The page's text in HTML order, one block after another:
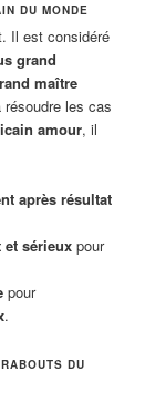
DU MONDE
Il est considéré
grand
maître
les cas
amour, il
après résultat
sérieuxpour
pour
.
DU